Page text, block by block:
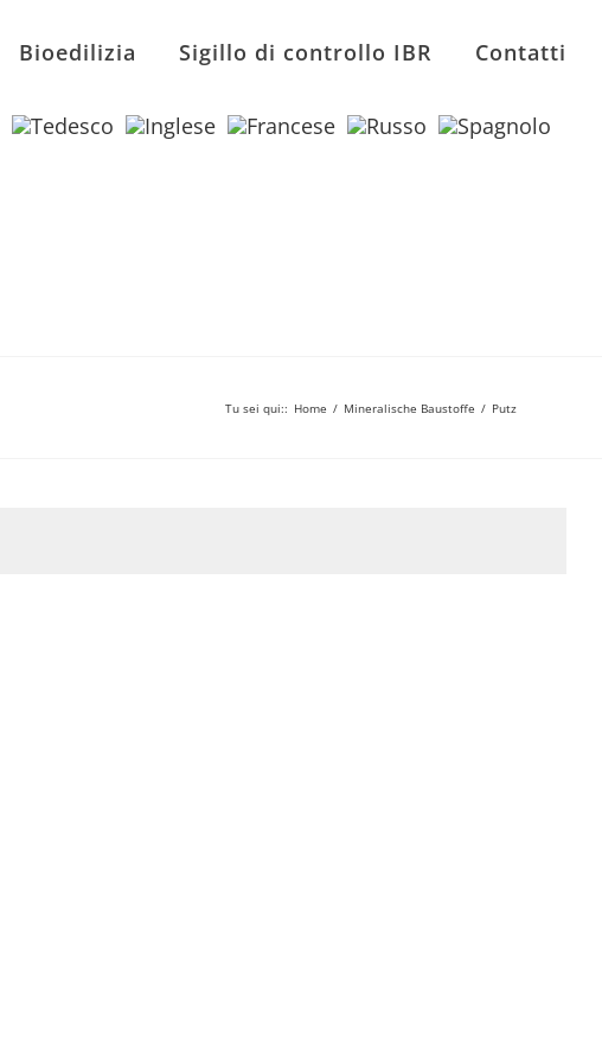
Bioedilizia Sigillo di controllo IBR Contatti
Tu sei qui:: Home / Mineralische Baustoffe / Putz